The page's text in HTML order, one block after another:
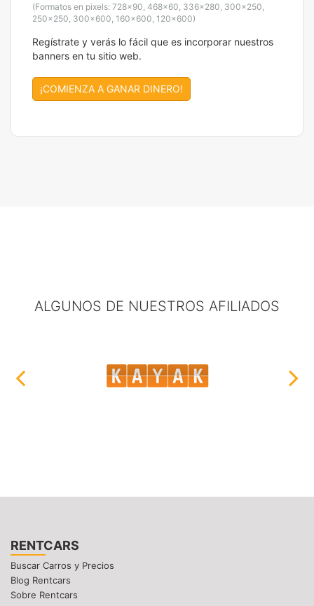
(Formatos en pixels: 728×90, 468×60, 336×280, 300×250,
250×250, 300x600, 160×600, 120×600)
Regístrate y verás lo fácil que es incorporar nuestros
banners en tu sitio web.
¡COMIENZA A GANAR DINERO!
ALGUNOS DE NUESTROS AFILIADOS
RENTCARS
Buscar Carros y Precios
Blog Rentcars
Sobre Rentcars